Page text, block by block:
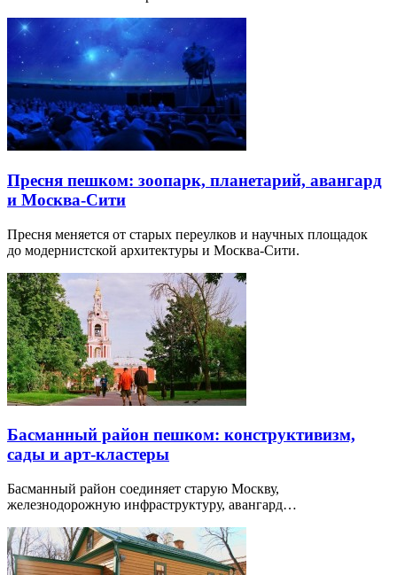
Пресня пешком: зоопарк, планетарий, авангард
и Москва-Сити
Пресня меняется от старых переулков и научных площадок
до модернистской архитектуры и Москва-Сити.
Басманный район пешком: конструктивизм,
сады и арт-кластеры
Басманный район соединяет старую Москву,
железнодорожную инфраструктуру, авангард…